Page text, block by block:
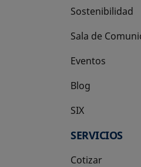
Sostenibilidad
Sala de
Eventos
Blog
SIX
se abre en una
SERVICIOS
Cotizar